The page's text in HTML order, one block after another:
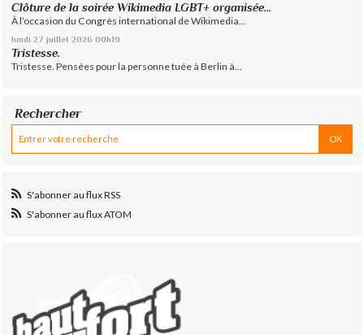
Clôture de la soirée Wikimedia LGBT+ organisée...
À l’occasion du Congrès international de Wikimedia...
lundi 27 juillet 2026 00h19
Tristesse.
Tristesse. Pensées pour la personne tuée à Berlin à...
Rechercher
S'abonner au flux RSS
S'abonner au flux ATOM